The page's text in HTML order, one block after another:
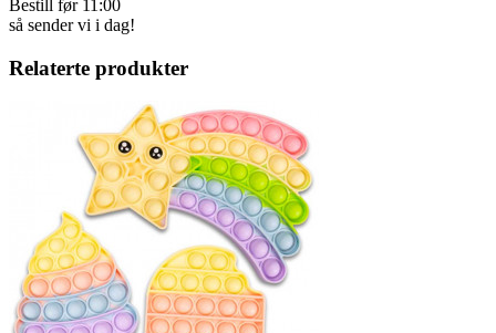
Bestill før 11:00
så sender vi i dag!
Relaterte produkter